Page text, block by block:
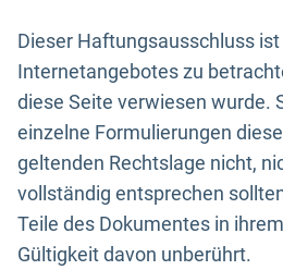
Dieser Haftungsausschluss ist
Internetangebotes zu
diese Seite verwiesen wurde.
einzelne Formulierungen
geltenden Rechtslage nicht,
vollständig entsprechen
Teile des Dokumentes in
Gültigkeit davon unberührt.